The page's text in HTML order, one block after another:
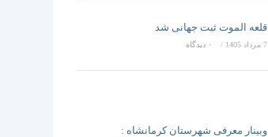
قلعه الموت ثبت جهانی شد
7 مرداد 1405 / ۰ دیدگاه
وبینار معرفی شهرستان کرمانشاه :